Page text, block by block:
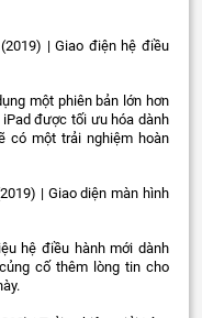
một phiên bản lớn hơn
được tối ưu hóa dành
có một trải nghiệm hoàn
hệ điều hành mới dành
cố thêm lòng tin cho